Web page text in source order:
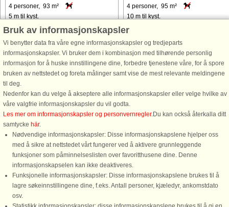
4 personer, 93 m²
5 m til kyst.
Sommerhus med spabad beliggende i
den kongelige sommerresidensby
Gråsten med unik panoramaudsigt
over Flensborg Fjord. Tæt på den
Dansk/Tyske grænse og kun et par
meter fra vandet ligger denne
ferielejlighed, ...
fra 3.746 NOK
4 personer, 95 m²
10 m til kyst.
Denne luksuriøse ferielejlighed
tilbyder en fantastisk havudsigt og er
perfekt til en afslappende ferie.
Lejligheden er rummelig, med
komfortabel indkvartering for gæster.
fra 11.453 NOK
Bruk av informasjonskapsler
Vi benytter data fra våre egne informasjonskapsler og tredjeparts
informasjonskapsler. Vi bruker dem i kombinasjon med tilhørende personlig
informasjon for å huske innstillingene dine, forbedre tjenestene våre, for å spore
bruken av nettstedet og foreta målinger samt vise de mest relevante meldingene
til deg.
Nedenfor kan du velge å akseptere alle informasjonskapsler eller velge hvilke av
våre valgfrie informasjonskapsler du vil godta.
Les mer om informasjonskapsler og personvernregler.Du kan också återkalla ditt
samtycke här.
Nødvendige informasjonskapsler: Disse informasjonskapslene hjelper oss
med å sikre at nettstedet vårt fungerer ved å aktivere grunnleggende
funksjoner som påminnelseslisten over favoritthusene dine. Denne
informasjonskapselen kan ikke deaktiveres.
Funksjonelle informasjonskapsler: Disse informasjonskapslene brukes til å
lagre søkeinnstillingene dine, f.eks. Antall personer, kjæledyr, ankomstdato
osv.